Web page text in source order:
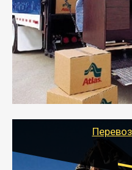
- Служебный или
отдельном авто или
стоимости).
- Тайгер Логистик
качественно
службы или работы с
оформлением